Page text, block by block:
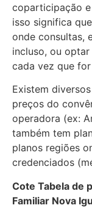
coparticipação e
isso significa
onde consultas,
incluso, ou
cada vez que
Existem
preços do
operadora (ex:
também tem
planos regiões
credenciados
Cote Tabela de
Familiar Nova